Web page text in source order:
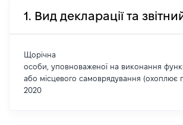
1. Вид декларації та
Щорічна
особи, уповноваженої на виконання
або місцевого самоврядування (охоплює
2020